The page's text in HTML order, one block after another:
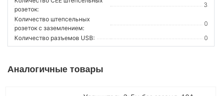
розеток:
3
Количество штепсельных
розеток с заземлением:
0
Количество разъемов USB:
0
Аналогичные товары